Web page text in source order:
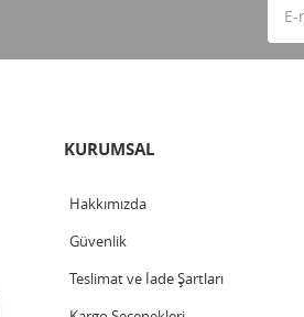
KURUMSAL
Hakkımızda
Güvenlik
Teslimat ve İade Şartları